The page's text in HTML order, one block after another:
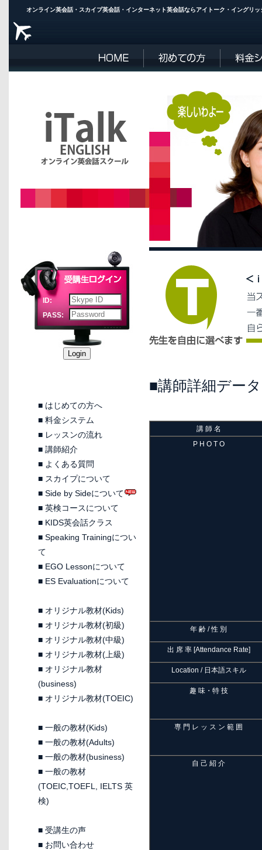
オンライン英会話・スカイプ英会話・インターネット英会話ならアイトーク・イングリ
ID:
PASS:
■ はじめての方へ
■ 料金システム
■ レッスンの流れ
■ 講師紹介
■ よくある質問
■ スカイプについて
■ Side by Sideについて
■ 英検コースについて
■ KIDS英会話クラス
■ Speaking Trainingについ
て
■ EGO Lessonについて
■ ES Evaluationについて
■ オリジナル教材(Kids)
■ オリジナル教材(初級)
■ オリジナル教材(中級)
■ オリジナル教材(上級)
■ オリジナル教材
(business)
■ オリジナル教材(TOEIC)
■ 一般の教材(Kids)
■ 一般の教材(Adults)
■ 一般の教材(business)
■ 一般の教材
(TOEIC,TOEFL, IELTS 英
検)
■ 受講生の声
■ お問い合わせ
■講師詳細データ
講 師 名
P H O T O
年 齢 / 性 別
出 席 率 [Attendance Rate]
Location / 日本語スキル
趣 味・特 技
専 門 レ ッ ス ン 範 囲
自 己 紹 介